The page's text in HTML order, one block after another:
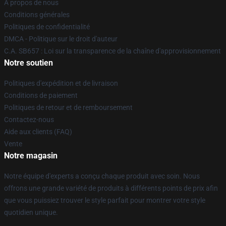
À propos de nous
Conditions générales
Politiques de confidentialité
DMCA - Politique sur le droit d'auteur
C.A. SB657 : Loi sur la transparence de la chaîne d'approvisionnement
Notre soutien
Politiques d'expédition et de livraison
Conditions de paiement
Politiques de retour et de remboursement
Contactez-nous
Aide aux clients (FAQ)
Vente
Notre magasin
Notre équipe d'experts a conçu chaque produit avec soin. Nous
offrons une grande variété de produits à différents points de prix afin
que vous puissiez trouver le style parfait pour montrer votre style
quotidien unique.